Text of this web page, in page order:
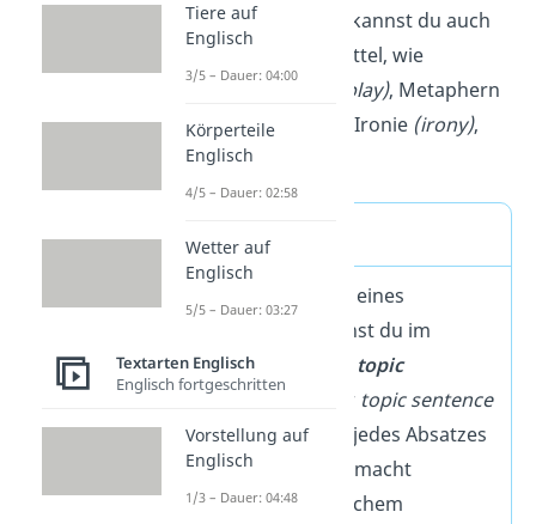
erwünscht. Dabei kannst du auch
auf sprachliche Mittel, wie
Wortspiele(wordplay), Metaphern
(metaphors)
oder Ironie (irony),
zurückgreifen.
Tipp
Die Behauptung eines
Arguments nennst du im
Englischen auch topic
sentence
. Dieser topic sentence
sollte zu Beginn jedes Absatzes
stehen. Denn er macht
deutlich, mit welchem
Tiere auf
Englisch
3/5 – Dauer: 04:00
Körperteile
Englisch
4/5 – Dauer: 02:58
Wetter auf
Englisch
5/5 – Dauer: 03:27
Textarten Englisch
Englisch fortgeschritten
Vorstellung auf
Englisch
1/3 – Dauer: 04:48